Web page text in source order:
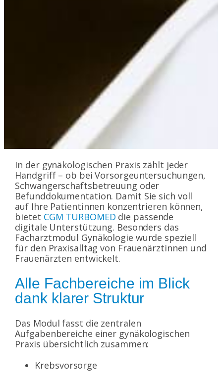
In der gynäkologischen Praxis zählt jeder
Handgriff – ob bei Vorsorgeuntersuchungen,
Schwangerschaftsbetreuung oder
Befunddokumentation. Damit Sie sich voll
auf Ihre Patientinnen konzentrieren können,
bietet CGM TURBOMED die passende
digitale Unterstützung. Besonders das
Facharztmodul Gynäkologie wurde speziell
für den Praxisalltag von Frauenärztinnen und
Frauenärzten entwickelt.
Alle Fachbereiche im Blick
dank klarer Struktur
Das Modul fasst die zentralen
Aufgabenbereiche einer gynäkologischen
Praxis übersichtlich zusammen:
Krebsvorsorge